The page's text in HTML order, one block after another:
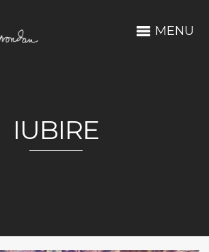
MENU
IUBIRE